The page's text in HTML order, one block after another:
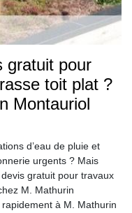
gratuit pour
toit plat ?
Montauriol
d’eau de pluie et
urgents ? Mais
gratuit pour travaux
M. Mathurin
à M. Mathurin